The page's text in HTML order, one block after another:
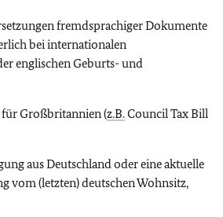
fremdsprachiger Dokumente
bei internationalen
englischen Geburts- und
Großbritannien (z.B.Council Tax Bill
aus Deutschland oder eine aktuelle
vom (letzten) deutschen Wohnsitz,